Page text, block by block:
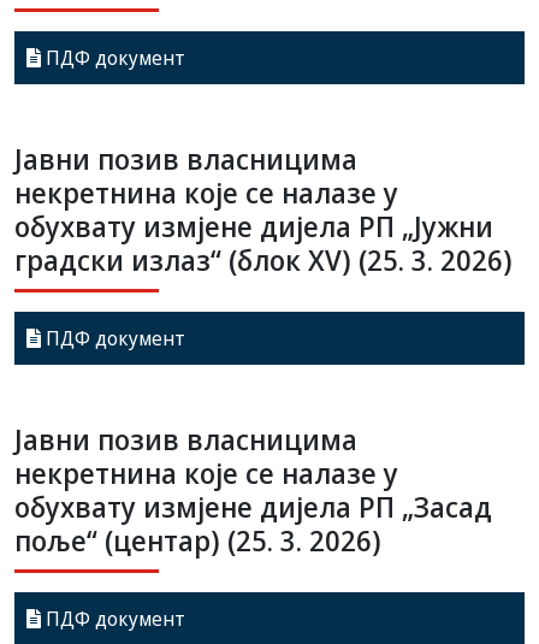
ПДФ документ
Јавни позив власницима
некретнина које се налазе у
обухвату измјене дијела РП „Јужни
градски излаз“ (блок XV) (25. 3. 2026)
ПДФ документ
Јавни позив власницима
некретнина које се налазе у
обухвату измјене дијела РП „Засад
поље“ (центар) (25. 3. 2026)
ПДФ документ